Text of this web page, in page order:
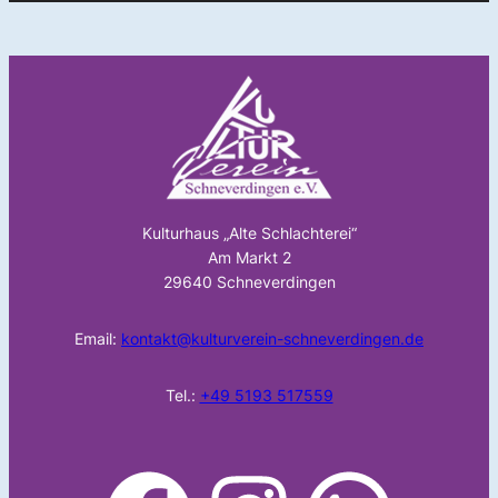
Kulturhaus „Alte Schlachterei“
Am Markt 2
29640 Schneverdingen
Email: kontakt@kulturverein-schneverdingen.de
Tel.: +49 5193 517559